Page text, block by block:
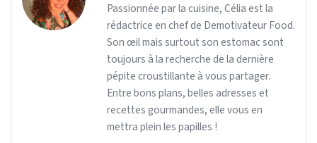
Passionnée par la cuisine, Célia est la
rédactrice en chef de Demotivateur Food.
Son œil mais surtout son estomac sont
toujours à la recherche de la dernière
pépite croustillante à vous partager.
Entre bons plans, belles adresses et
recettes gourmandes, elle vous en
mettra plein les papilles !